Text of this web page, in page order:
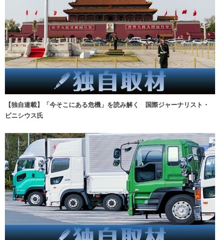
【独自連載】「今そこにある危機」を読み解く 国際ジャーナリスト・
ビニシウス氏